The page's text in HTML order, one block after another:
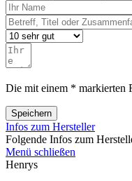
Die mit einem * markierten
Speichern
Infos zum Hersteller
Folgende Infos zum
Menü schließen
Henrys